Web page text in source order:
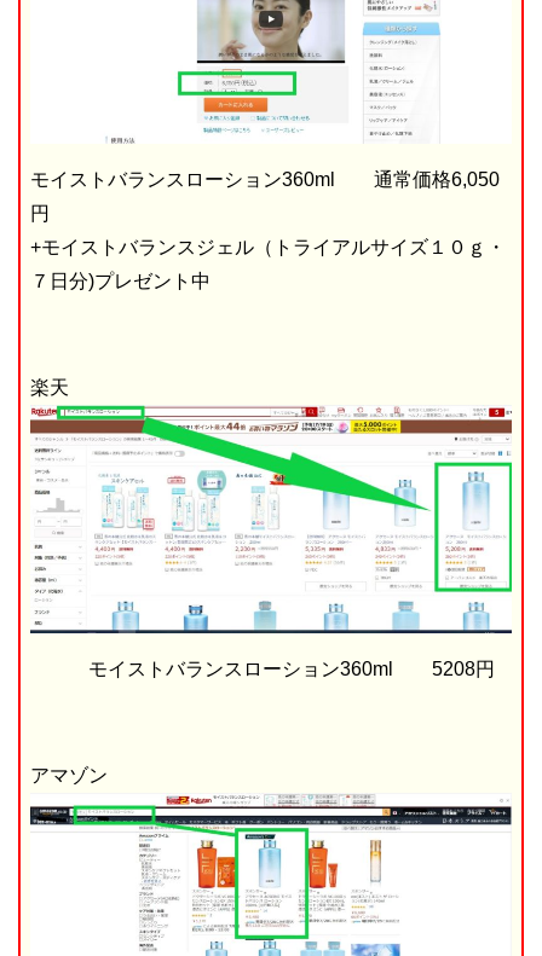
モイストバランスローション360ml 通常価格6,050
円
+モイストバランスジェル（トライアルサイズ１０ｇ・
７日分)プレゼント中
楽天
モイストバランスローション360ml 5208円
アマゾン